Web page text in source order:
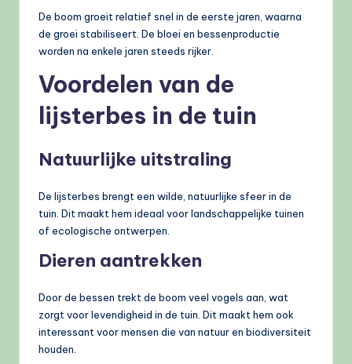
De boom groeit relatief snel in de eerste jaren, waarna
de groei stabiliseert. De bloei en bessenproductie
worden na enkele jaren steeds rijker.
Voordelen van de
lijsterbes in de tuin
Natuurlijke uitstraling
De lijsterbes brengt een wilde, natuurlijke sfeer in de
tuin. Dit maakt hem ideaal voor landschappelijke tuinen
of ecologische ontwerpen.
Dieren aantrekken
Door de bessen trekt de boom veel vogels aan, wat
zorgt voor levendigheid in de tuin. Dit maakt hem ook
interessant voor mensen die van natuur en biodiversiteit
houden.